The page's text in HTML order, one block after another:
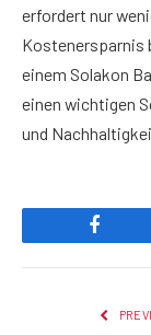
erfordert nur
Kostenersparnis
einem Solakon
einen wichtigen
und